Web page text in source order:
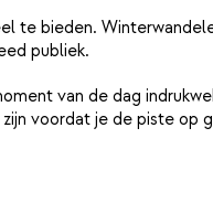
te bieden.
publiek.
van de dag
voordat je de piste op